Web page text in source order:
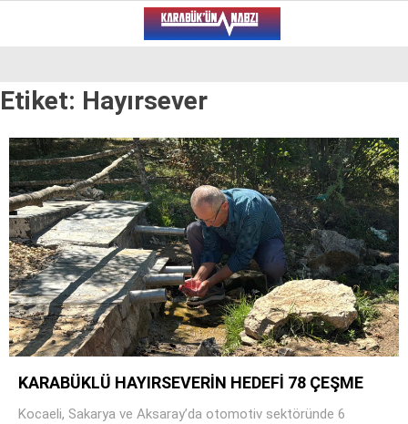
19.6
VİDEO
ALT MANŞET
GÜNCEL
BÖLGEDEN
GENEL
SPOR
SERVISLER
Etiket: Hayırsever
KARABÜKLÜ HAYIRSEVERİN HEDEFİ 78 ÇEŞME
Kocaeli, Sakarya ve Aksaray’da otomotiv sektöründe 6